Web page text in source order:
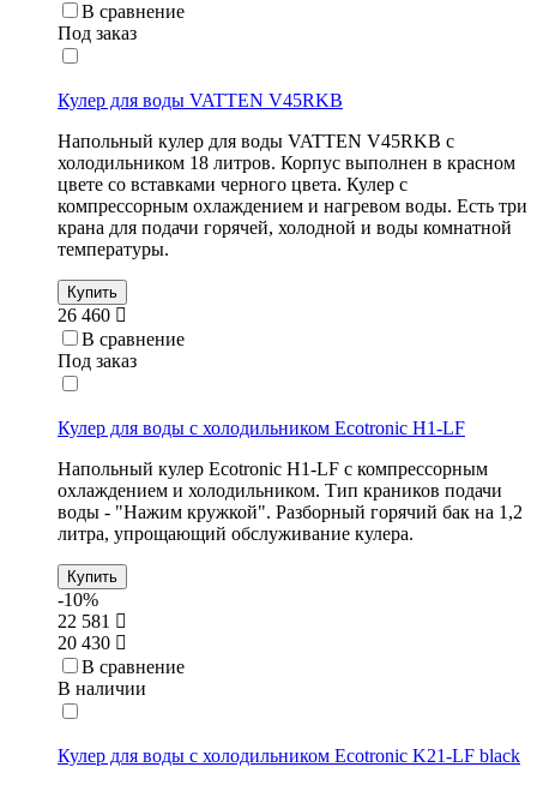
В сравнение
Под заказ
Кулер для воды VATTEN V45RKB
Напольный кулер для воды VATTEN V45RKB с
холодильником 18 литров. Корпус выполнен в красном
цвете со вставками черного цвета. Кулер с
компрессорным охлаждением и нагревом воды. Есть три
крана для подачи горячей, холодной и воды комнатной
температуры.
Купить
26 460
В сравнение
Под заказ
Кулер для воды с холодильником Ecotronic H1-LF
Напольный кулер Ecotronic H1-LF с компрессорным
охлаждением и холодильником. Тип краников подачи
воды - "Нажим кружкой". Разборный горячий бак на 1,2
литра, упрощающий обслуживание кулера.
Купить
-10%
22 581
20 430
В сравнение
В наличии
Кулер для воды с холодильником Ecotronic K21-LF black